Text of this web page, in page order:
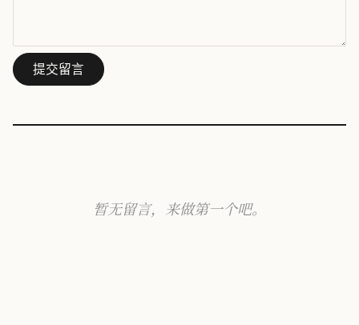
提交留言
暂无留言，来做第一个吧。